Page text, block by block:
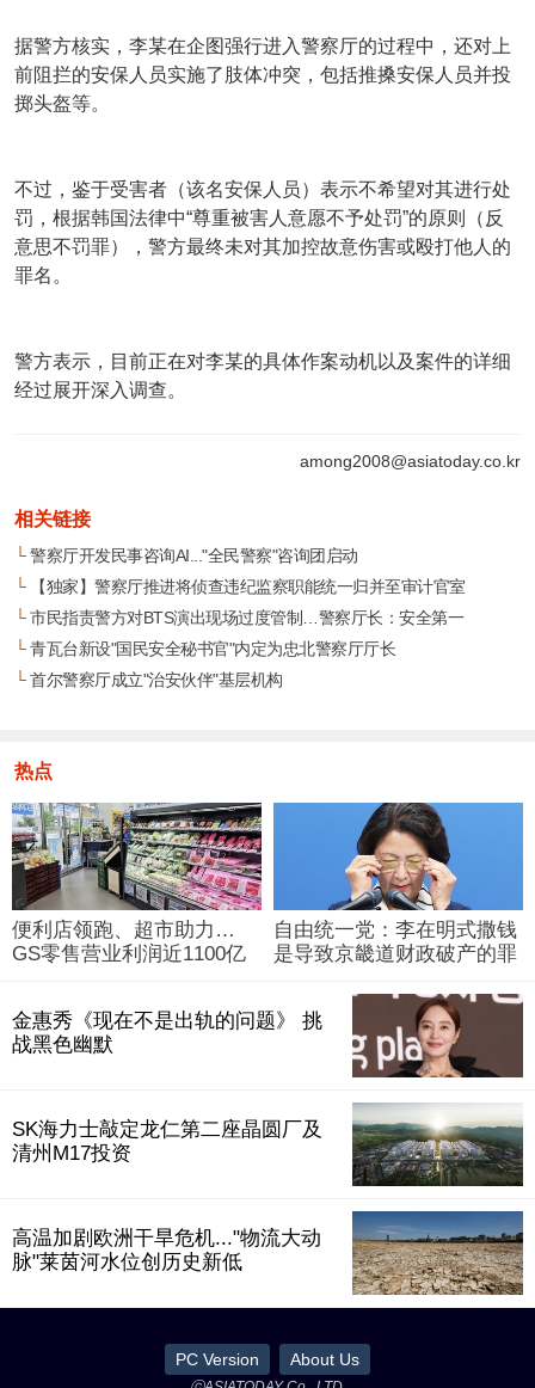
据警方核实，李某在企图强行进入警察厅的过程中，还对上
前阻拦的安保人员实施了肢体冲突，包括推搡安保人员并投
掷头盔等。
不过，鉴于受害者（该名安保人员）表示不希望对其进行处
罚，根据韩国法律中“尊重被害人意愿不予处罚”的原则（反
意思不罚罪），警方最终未对其加控故意伤害或殴打他人的
罪名。
警方表示，目前正在对李某的具体作案动机以及案件的详细
经过展开深入调查。
among2008@asiatoday.co.kr
相关链接
└警察厅开发民事咨询AI..."全民警察"咨询团启动
└【独家】警察厅推进将侦查违纪监察职能统一归并至审计官室
└市民指责警方对BTS演出现场过度管制…警察厅长：安全第一
└青瓦台新设"国民安全秘书官"内定为忠北警察厅厅长
└首尔警察厅成立"治安伙伴"基层机构
热点
便利店领跑、超市助力…
GS零售营业利润近1100亿
自由统一党：李在明式撒钱
是导致京畿道财政破产的罪
金惠秀《现在不是出轨的问题》 挑
战黑色幽默
SK海力士敲定龙仁第二座晶圆厂及
清州M17投资
高温加剧欧洲干旱危机..."物流大动
脉"莱茵河水位创历史新低
PC Version About Us